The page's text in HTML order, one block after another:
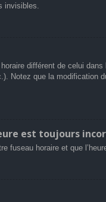
invisibles.
différent de celui
Notez que la modification
est toujours
fuseau horaire et que